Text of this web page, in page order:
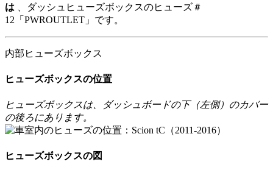
は 、ダッシュヒューズボックスのヒューズ＃
12「PWROUTLET」です。
内部ヒューズボックス
ヒューズボックスの位置
ヒューズボックスは、ダッシュボードの下（左側）のカバー
の後ろにあります。
ヒューズボックスの図